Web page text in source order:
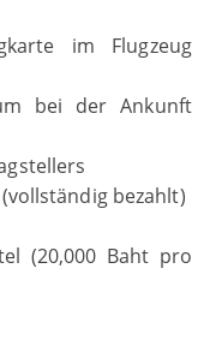
im Flugzeug
bei der Ankunft
bezahlt)
(20,000 Baht pro